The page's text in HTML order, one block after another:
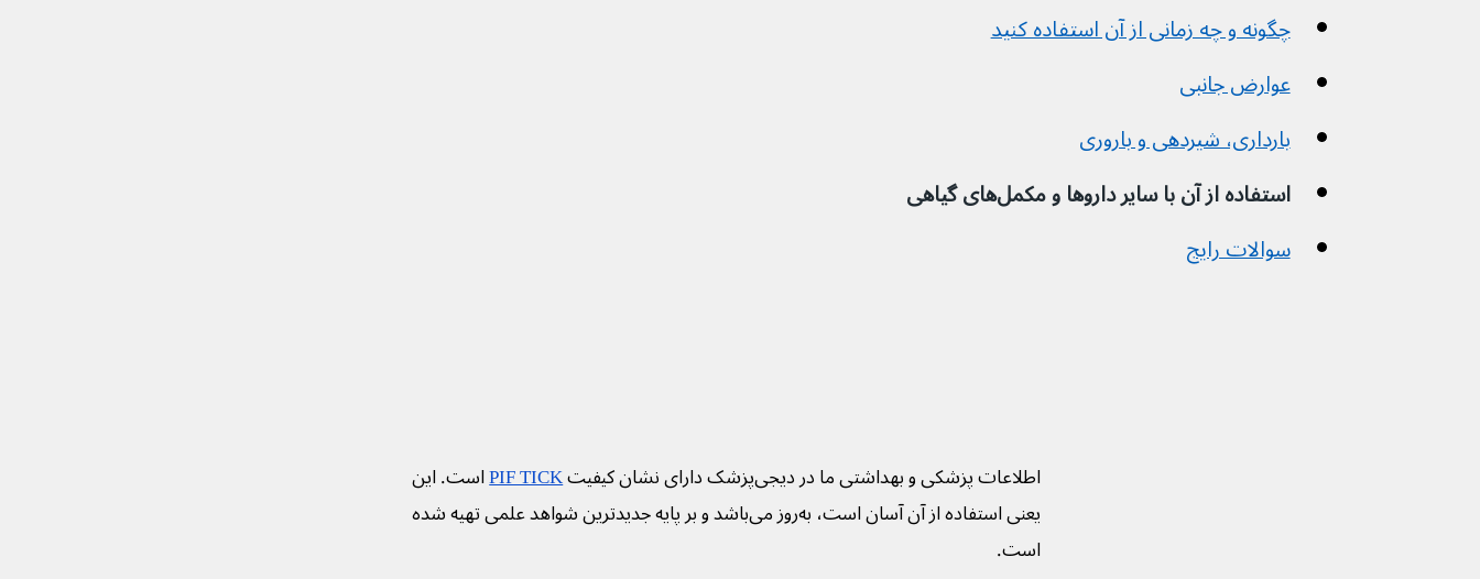
چگونه و چه زمانی از آن استفاده کنید
عوارض جانبی
بارداری، شیردهی و باروری
استفاده از آن با سایر داروها و مکمل‌های گیاهی
سوالات رایج
اطلاعات پزشکی و بهداشتی ما در دیجی‌پزشک دارای نشان کیفیتPIF TICKاست. این
یعنی استفاده از آن آسان است، به‌روز می‌باشد و بر پایه جدیدترین شواهد علمی تهیه شده
است.